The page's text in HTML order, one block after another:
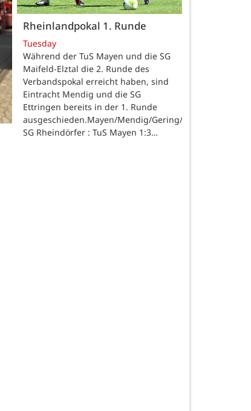
Rheinlandpokal 1. Runde
Tuesday
Während der TuS Mayen und die SG
Maifeld-Elztal die 2. Runde des
Verbandspokal erreicht haben, sind
Eintracht Mendig und die SG
Ettringen bereits in der 1. Runde
ausgeschieden.Mayen/Mendig/Gering/Ettringen.
SG Rheindörfer : TuS Mayen 1:3…